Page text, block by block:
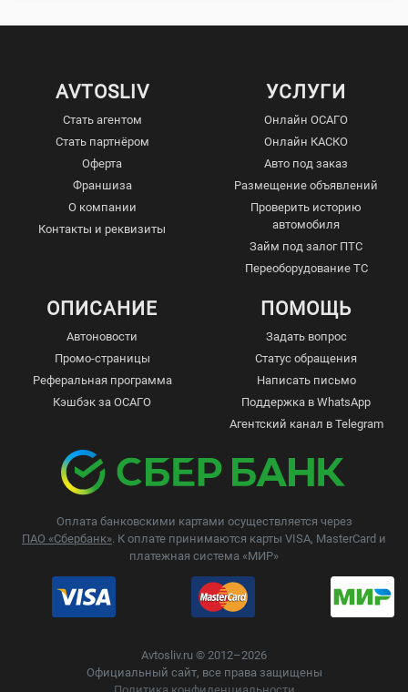
AVTOSLIV
Стать агентом
Стать партнёром
Оферта
Франшиза
О компании
Контакты и реквизиты
УСЛУГИ
Онлайн ОСАГО
Онлайн КАСКО
Авто под заказ
Размещение объявлений
Проверить историю
автомобиля
Займ под залог ПТС
Переоборудование ТС
ОПИСАНИЕ
Автоновости
Промо-страницы
Реферальная программа
Кэшбэк за ОСАГО
ПОМОЩЬ
Задать вопрос
Статус обращения
Написать письмо
Поддержка в WhatsApp
Агентский канал в Telegram
Оплата банковскими картами осуществляется через
ПАО «Сбербанк». К оплате принимаются карты VISA, MasterCard и
платежная система «МИР»
Avtosliv.ru © 2012–2026
Официальный сайт, все права защищены